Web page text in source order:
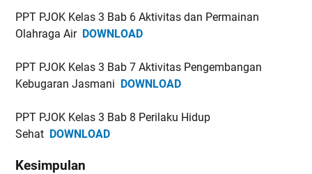
PPT PJOK Kelas 3 Bab 6 Aktivitas dan Permainan
Olahraga Air DOWNLOAD
PPT PJOK Kelas 3 Bab 7 Aktivitas Pengembangan
Kebugaran Jasmani DOWNLOAD
PPT PJOK Kelas 3 Bab 8 Perilaku Hidup
Sehat DOWNLOAD
Kesimpulan